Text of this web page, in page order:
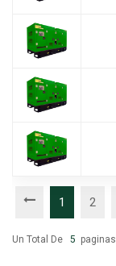
1 2
Un Total De 5 Paginas